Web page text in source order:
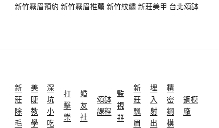
新竹霧眉預約 新竹霧眉推薦 新竹紋繡新莊美甲 台北頌缽
新
莊
除
毛
美
睫
教
學
深
坑
小
吃
打
擊
樂
婚
友
社
頌缽
課程
監
視
器
新
莊
飄
眉
埋
入
射
出
精
密
鋼
模
鋼模
廠